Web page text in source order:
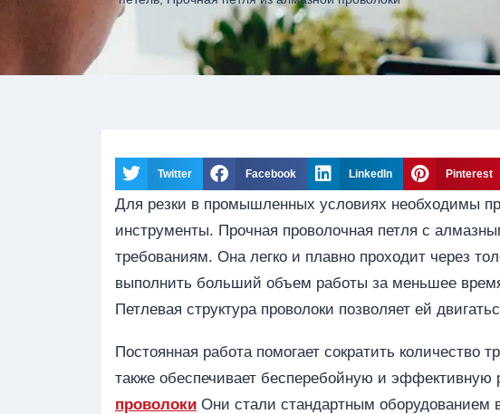
Twitter Facebook LinkedIn Pinterest
Для резки в промышленных условиях необходимы
инструменты. Прочная проволочная петля с
требованиям. Она легко и плавно проходит через
выполнить больший объем работы за меньшее
Петлевая структура проволоки позволяет ей
Постоянная работа помогает сократить
также обеспечивает бесперебойную и эффективную
проволоки Они стали стандартным оборудованием